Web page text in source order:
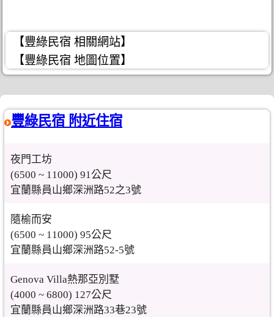
【豐綠民宿 相關網站】
【豐綠民宿 地圖位置】
豐綠民宿 附近住宿
夜門工坊
(6500 ~ 11000) 91公尺
宜蘭縣員山鄉深洲路52之3號
隨榆而安
(6500 ~ 11000) 95公尺
宜蘭縣員山鄉深洲路52-5號
Genova Villa熱那亞別墅
(4000 ~ 6800) 127公尺
宜蘭縣員山鄉深洲路33巷23號